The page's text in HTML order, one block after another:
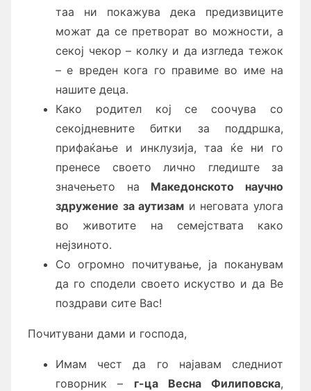
таа ни покажува дека предизвиците
можат да се претворат во можности, а
секој чекор – колку и да изгледа тежок
– е вреден кога го правиме во име на
нашите деца.
Како родител кој се соочува со
секојдневните битки за поддршка,
прифаќање и инклузија, таа ќе ни го
пренесе своето лично гледиште за
значењето на Македонското научно
здружение за аутизам и неговата улога
во животите на семејствата како
нејзиното.
Со огромно почитување, ја поканувам
да го сподели своето искуство и да Ве
поздрави сите Вас!
Почитувани дами и господа,
Имам чест да го најавам следниот
говорник – г-ца Весна Филиповска,